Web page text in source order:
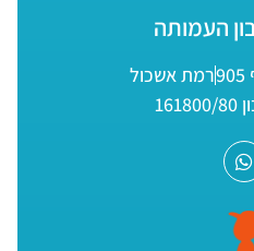
העמותה
רמת אשכול